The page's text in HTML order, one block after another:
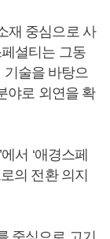
재 중심으로 사
셜티는 그동
술을 바탕으
야로 외연을 확
서 ‘애경스페
의 전환 의지